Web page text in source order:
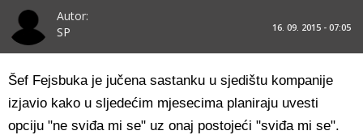
Autor:
SP
16. 09. 2015 - 07:05
Šef Fejsbuka je jučena sastanku u sjedištu kompanije
izjavio kako u sljedećim mjesecima planiraju uvesti
opciju "ne sviđa mi se" uz onaj postojeći "sviđa mi se".